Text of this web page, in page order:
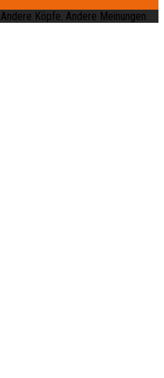
Köpfe. Andere Meinungen.